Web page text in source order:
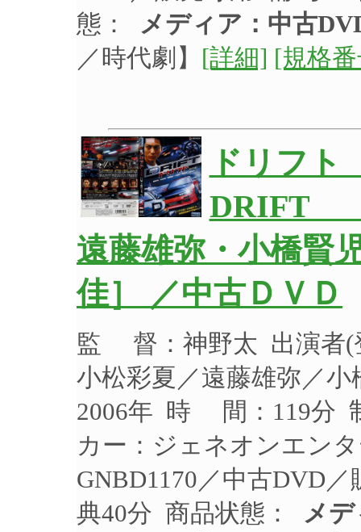
態：
メディア：中古
／時代劇】 [詳細] [規格
ドリフ
DRIFT
遠藤雄弥・小橋賢
佳］ ／中古ＤＶＤ
監 督：神野太 出演者(
小松彩夏／遠藤雄弥／
2006年 時 間：119分
カー：ジェネオンエン
GNBD1170／中古DVD
典40分 商品状態：
メデ